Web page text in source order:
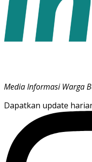
Media Informasi Warga
Dapatkan update